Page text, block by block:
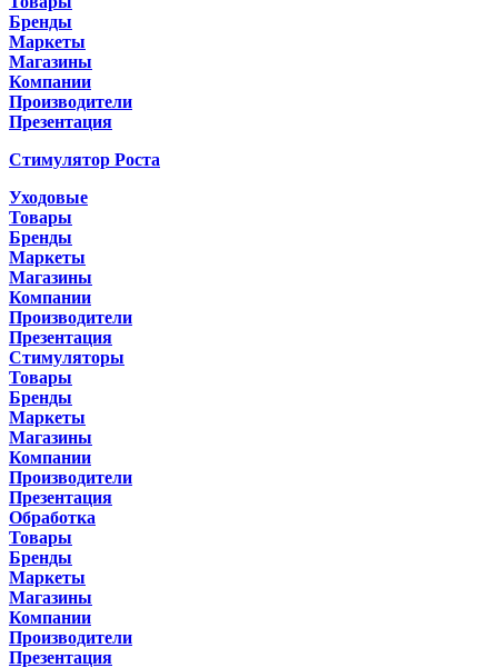
Бренды
Маркеты
Магазины
Компании
Производители
Презентация
Стимулятор Роста
Уходовые
Товары
Бренды
Маркеты
Магазины
Компании
Производители
Презентация
Стимуляторы
Товары
Бренды
Маркеты
Магазины
Компании
Производители
Презентация
Обработка
Товары
Бренды
Маркеты
Магазины
Компании
Производители
Презентация